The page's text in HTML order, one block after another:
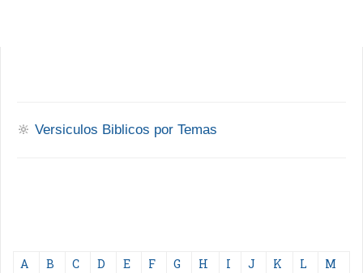
🔆 Versiculos Biblicos por Temas
A B C D E F G H I J K L M